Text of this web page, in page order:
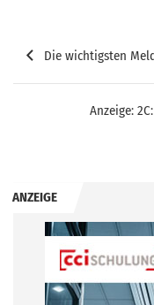
Die wichtigsten
Anzeige:
ANZEIGE